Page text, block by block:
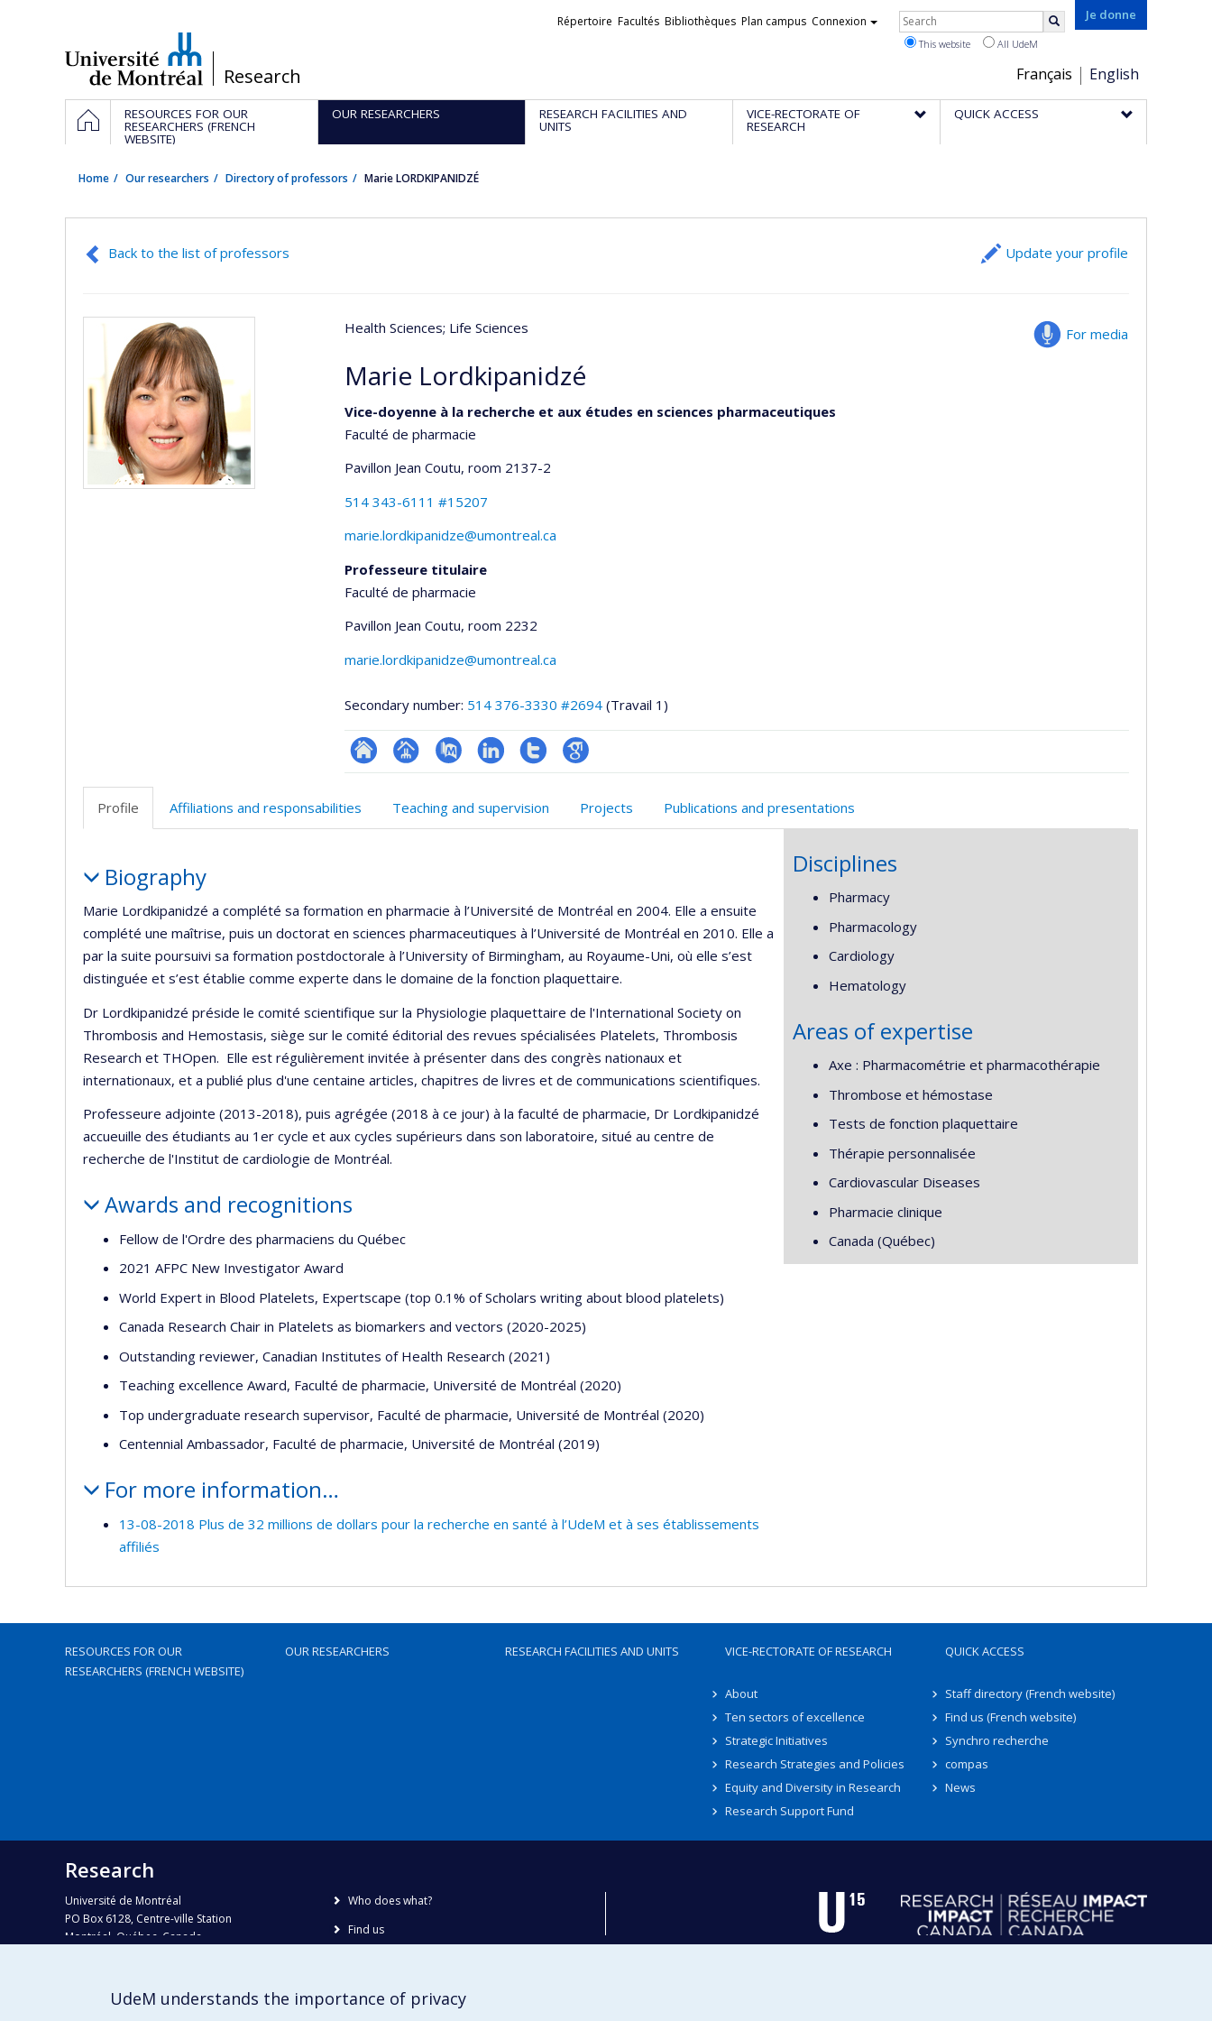
/Research
Je donne
Choix
de
la
Français English
Liens
Répertoire Facultés Bibliothèques Plan campus Connexion Rechercher
This website All UdeM
Navigation
principale
HOMERESOURCES FOR OUR
RESEARCHERS (FRENCH
WEBSITE)
OUR RESEARCHERS RESEARCH FACILITIES AND
UNITS
VICE-RECTORATE OF
RESEARCH
QUICK ACCESS
Home Our researchers Directory of professors Marie LORDKIPANIDZÉ
Back to the list of professors Update your profile
For media
Health Sciences; Life Sciences
Marie Lordkipanidzé
Vice-doyenne à la recherche et aux études en sciences pharmaceutiques
Faculté de pharmacie
Pavillon Jean Coutu, room 2137-2
514 343-6111 #15207
marie.lordkipanidze@umontreal.ca
Professeure titulaire
Faculté de pharmacie
Pavillon Jean Coutu, room 2232
marie.lordkipanidze@umontreal.ca
Secondary number: 514 376-3330 #2694 (Travail 1)
ResearchGate
Page
(faculté,département,école)
PubMedLinkedInCompteGoogle
Profile Affiliations and responsabilities Teaching and supervision Projects Publications and presentations
Biography
Marie Lordkipanidzé a complété sa formation en pharmacie à l’Université de Montréal en 2004. Elle a ensuite
complété une maîtrise, puis un doctorat en sciences pharmaceutiques à l’Université de Montréal en 2010. Elle a
par la suite poursuivi sa formation postdoctorale à l’University of Birmingham, au Royaume-Uni, où elle s’est
distinguée et s’est établie comme experte dans le domaine de la fonction plaquettaire.
Dr Lordkipanidzé préside le comité scientifique sur la Physiologie plaquettaire de l'International Society on
Thrombosis and Hemostasis, siège sur le comité éditorial des revues spécialisées Platelets, Thrombosis
Research et THOpen. Elle est régulièrement invitée à présenter dans des congrès nationaux et
internationaux, et a publié plus d'une centaine articles, chapitres de livres et de communications scientifiques.
Professeure adjointe (2013-2018), puis agrégée (2018 à ce jour) à la faculté de pharmacie, Dr Lordkipanidzé
accueuille des étudiants au 1er cycle et aux cycles supérieurs dans son laboratoire, situé au centre de
recherche de l'Institut de cardiologie de Montréal.
Awards and recognitions
Fellow de l'Ordre des pharmaciens du Québec
2021 AFPC New Investigator Award
World Expert in Blood Platelets, Expertscape (top 0.1% of Scholars writing about blood platelets)
Canada Research Chair in Platelets as biomarkers and vectors (2020-2025)
Outstanding reviewer, Canadian Institutes of Health Research (2021)
Teaching excellence Award, Faculté de pharmacie, Université de Montréal (2020)
Top undergraduate research supervisor, Faculté de pharmacie, Université de Montréal (2020)
Centennial Ambassador, Faculté de pharmacie, Université de Montréal (2019)
For more information…
13-08-2018 Plus de 32 millions de dollars pour la recherche en santé à l’UdeM et à ses établissements
affiliés
Disciplines
Pharmacy
Pharmacology
Cardiology
Hematology
Areas of expertise
Axe : Pharmacométrie et pharmacothérapie
Thrombose et hémostase
Tests de fonction plaquettaire
Thérapie personnalisée
Cardiovascular Diseases
Pharmacie clinique
Canada (Québec)
RESOURCES FOR OUR
RESEARCHERS (FRENCH WEBSITE)
OUR RESEARCHERS RESEARCH FACILITIES AND UNITS VICE-RECTORATE OF RESEARCH
About
Ten sectors of excellence
Strategic Initiatives
Research Strategies and Policies
Equity and Diversity in Research
Research Support Fund
QUICK ACCESS
Staff directory (French website)
Find us (French website)
Synchro recherche
compas
News
Research
Université de Montréal
PO Box 6128, Centre-ville Station
Montréal, Québec, Canada
Phone : 514 343-6111, #38492
recherche@umontreal.ca
Who does what?
Find us
UdeM understands the importance of privacy